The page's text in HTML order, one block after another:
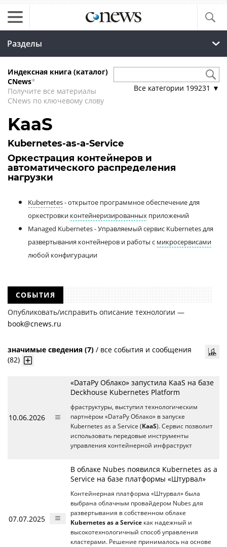
Разделы
Индексная книга (каталог)
CNews*
Получите все материалы
CNews по ключевому слову
Все категории 199231 ▼
KaaS
Kubernetes-as-a-Service
Оркестрация контейнеров и
автоматического распределения
нагрузки
Kubernetes- открытое программное обеспечение для
оркестровки контейнеризированных приложений
Managed Kubernetes - Управляемый сервис Kubernetes для
развертывания контейнеров и работы с микросервисами
любой конфигурации
СОБЫТИЯ
Опубликовать/исправить описание технологии —
book@cnews.ru
значимые сведения (7) / все события и сообщения
(82)
10.06.2026
«DатаРу Облако» запустила KaaS на базе
Deckhouse Kubernetes Platform
фраструктуры, выступил технологическим
партнёром «DатаРу Облако» в запуске
Kubernetes as a Service (KaaS). Cервис позволит
использовать передовые инструменты
управления контейнерной инфраструкт
07.07.2025
В облаке Nubes появился Kubernetes as a
Service на базе платформы «Штурвал»
Контейнерная платформа «Штурвал» была
выбрана облачным провайдером Nubes для
развертывания в собственном облаке
Kubernetes as a Service как надежный и
высокотехнологичный способ управления
кластерами. Решение принималось на основе